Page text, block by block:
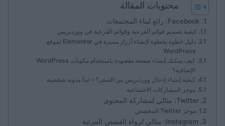
محتويات المقالة
Facebook: رائع لبناء المجتمعات
كيفية تصميم قوائم الفرعية وقوائم الفرعية في ووردبريس
دليل خطوة بخطوة لإنشاء أزرار مميزة في Elementor لموقع
WordPress
كيف يمكنك إنشاء صفحة مقصودة باستخدام مكونات WordPress
الإضافية؟
كيفية إنشاء إدخال ووردبريس من الصفر؟ – ابدأ مدونة شخصية
موجز المشاركات الاجتماعية
Twitter: مثالي لمشاركة المحتوى
موجز Twitter المخصص
Instagram: مثالي لرواة القصص المرئية